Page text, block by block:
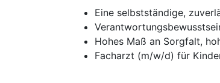
Eine selbstständige,
Hohes Maß an Sorgfalt,
Facharzt (m/w/d) für